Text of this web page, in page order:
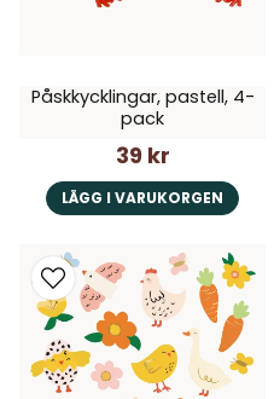
Påskkycklingar, pastell, 4-
pack
39 kr
LÄGG I VARUKORGEN